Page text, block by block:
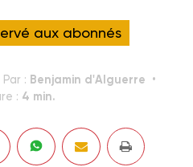
aux abonnés
Par : Benjamin d'Alguerre
: 4 min.